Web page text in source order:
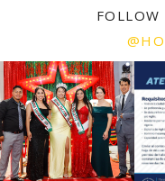
FOLLOW